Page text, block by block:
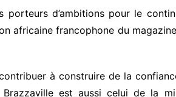
d’ambitions pour le
africaine francophone du
à construire de la
est aussi celui de la